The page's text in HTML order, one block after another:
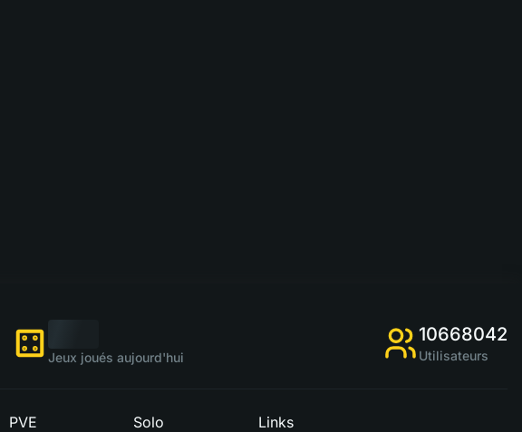
Jeux joués aujourd'hui
10668042
Utilisateurs
PVE Solo Links